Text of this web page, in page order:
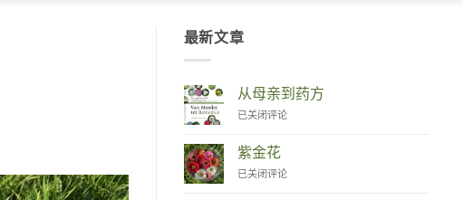
最新文章
从母亲到药方
Van
tot
Remedies
已关闭评论
紫金花
Zinnia
已关闭评论